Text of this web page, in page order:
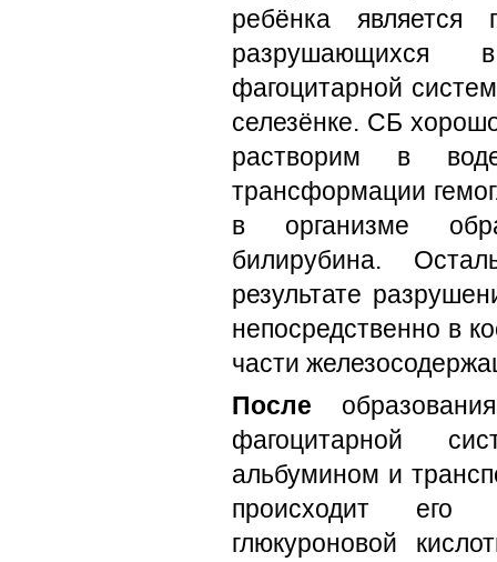
ребёнка является
разрушающихся
фагоцитарной
селезёнке. СБ
растворим в
трансформации
в организме
билирубина.
результате
непосредственно в
части
После
фагоцитарной
альбумином и
происходит его
глюкуроновой